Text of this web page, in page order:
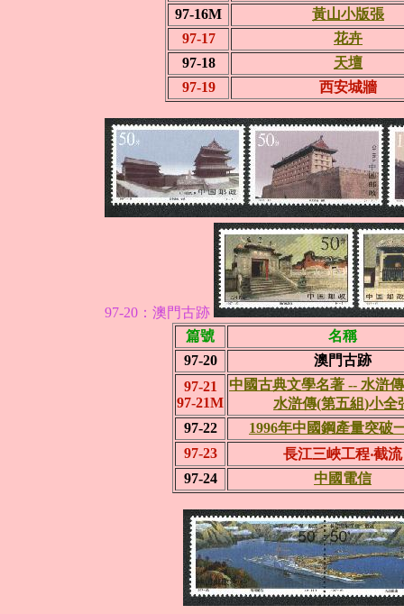
97-16M
黃山小版張
97-17
花卉
97-18
天壇
97-19
西安城牆
97-20：澳門古跡
篇號
名稱
97-20
澳門古跡
97-21
97-21M
中國古典文學名著 -- 水滸
水滸傳(第五組)小全
97-22
1996年中國鋼產量突破
97-23
長江三峽工程‧截流
97-24
中國電信